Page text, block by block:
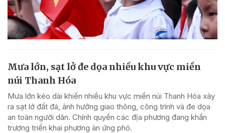
Mưa lớn, sạt lở đe dọa nhiều khu vực miền
núi Thanh Hóa
Mưa lớn kéo dài khiến nhiều khu vực miền núi Thanh Hóa xảy
ra sạt lở đất đá, ảnh hưởng giao thông, công trình và đe dọa
an toàn người dân. Chính quyền các địa phương đang khẩn
trương triển khai phương án ứng phó.